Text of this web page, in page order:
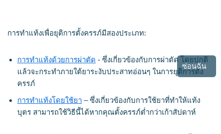
ซ่อนฉัน
การทำแท้งเพื่อยุติการตั้งครรภ์มีสองประเภท:
การทำแท้งด้วยการผ่าตัด - ซึ่งเกี่ยวข้องกับการผ่าตัด โดยปกติ
แล้วจะกระทำภายใต้ยาระงับประสาทอ่อนๆ ในการยุติการตั้ง
ครรภ์
การทำแท้งโดยใช้ยา – ซึ่งเกี่ยวข้องกับการใช้ยาที่ทำให้แท้ง
บุตร สามารถใช้วิธีนี้ได้หากคุณตั้งครรภ์ต่ำกว่าเก้าสัปดาห์